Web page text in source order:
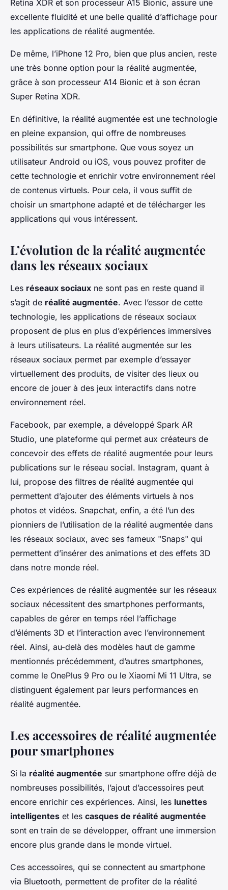
Retina XDR et son processeur A15 Bionic, assure une
excellente fluidité et une belle qualité d’affichage pour
les applications de réalité augmentée.
De même, l’iPhone 12 Pro, bien que plus ancien, reste
une très bonne option pour la réalité augmentée,
grâce à son processeur A14 Bionic et à son écran
Super Retina XDR.
En définitive, la réalité augmentée est une technologie
en pleine expansion, qui offre de nombreuses
possibilités sur smartphone. Que vous soyez un
utilisateur Android ou iOS, vous pouvez profiter de
cette technologie et enrichir votre environnement réel
de contenus virtuels. Pour cela, il vous suffit de
choisir un smartphone adapté et de télécharger les
applications qui vous intéressent.
L’évolution de la réalité augmentée
dans les réseaux sociaux
Les réseaux sociaux ne sont pas en reste quand il
s’agit de réalité augmentée. Avec l’essor de cette
technologie, les applications de réseaux sociaux
proposent de plus en plus d’expériences immersives
à leurs utilisateurs. La réalité augmentée sur les
réseaux sociaux permet par exemple d’essayer
virtuellement des produits, de visiter des lieux ou
encore de jouer à des jeux interactifs dans notre
environnement réel.
Facebook, par exemple, a développé Spark AR
Studio, une plateforme qui permet aux créateurs de
concevoir des effets de réalité augmentée pour leurs
publications sur le réseau social. Instagram, quant à
lui, propose des filtres de réalité augmentée qui
permettent d’ajouter des éléments virtuels à nos
photos et vidéos. Snapchat, enfin, a été l’un des
pionniers de l’utilisation de la réalité augmentée dans
les réseaux sociaux, avec ses fameux "Snaps" qui
permettent d’insérer des animations et des effets 3D
dans notre monde réel.
Ces expériences de réalité augmentée sur les réseaux
sociaux nécessitent des smartphones performants,
capables de gérer en temps réel l’affichage
d’éléments 3D et l’interaction avec l’environnement
réel. Ainsi, au-delà des modèles haut de gamme
mentionnés précédemment, d’autres smartphones,
comme le OnePlus 9 Pro ou le Xiaomi Mi 11 Ultra, se
distinguent également par leurs performances en
réalité augmentée.
Les accessoires de réalité augmentée
pour smartphones
Si la réalité augmentée sur smartphone offre déjà de
nombreuses possibilités, l’ajout d’accessoires peut
encore enrichir ces expériences. Ainsi, les lunettes
intelligentes et les casques de réalité augmentée
sont en train de se développer, offrant une immersion
encore plus grande dans le monde virtuel.
Ces accessoires, qui se connectent au smartphone
via Bluetooth, permettent de profiter de la réalité